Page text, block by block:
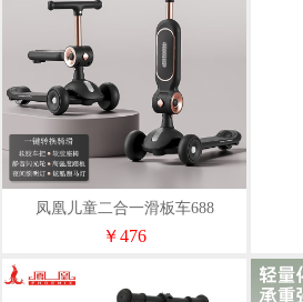
凤凰儿童二合一滑板车688
￥476